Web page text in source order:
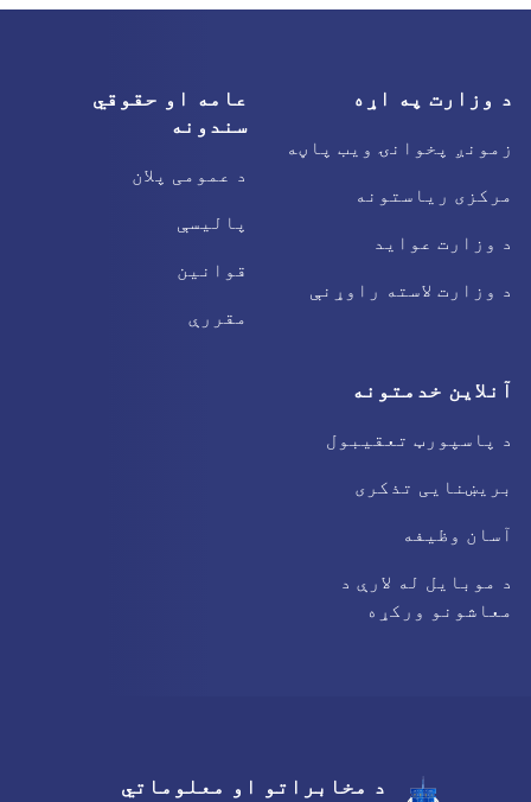
د وزارت په اړه
زمونږ پخوانۍ ویب پاڼه
مرکزی ریاستونه
د وزارت عواید
د وزارت لاسته راوړنې
عامه او حقوقي
سندونه
د عمومی پلان
پالیسې
قوانین
مقررې
آنلاین خدمتونه
د پاسپورټ تعقیبول
بریښنایی تذکری
آسان وظیفه
د موبایل له لارې د
معاشونو ورکړه
د مخابراتو او معلوماتي